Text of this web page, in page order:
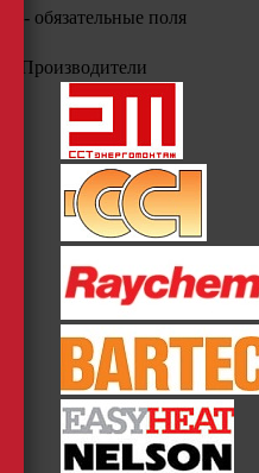
- обязательные поля
Производители